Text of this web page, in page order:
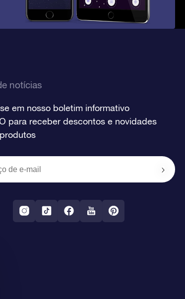
notícias
em nosso boletim informativo
para receber descontos e novidades